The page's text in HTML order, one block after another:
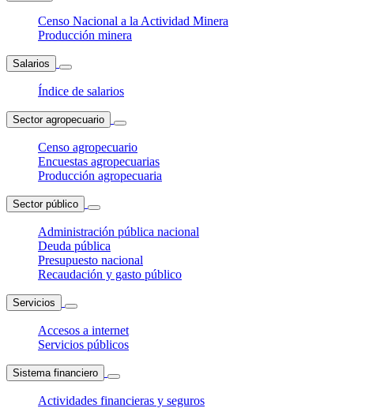
Censo Nacional a la Actividad Minera
Producción minera
Salarios
Índice de salarios
Sector agropecuario
Censo agropecuario
Encuestas agropecuarias
Producción agropecuaria
Sector público
Administración pública nacional
Deuda pública
Presupuesto nacional
Recaudación y gasto público
Servicios
Accesos a internet
Servicios públicos
Sistema financiero
Actividades financieras y seguros